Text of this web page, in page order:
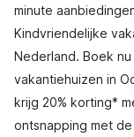
minute
Kindvriendelijke
Nederland. Boek
vakantiehuizen in
krijg 20% korting*
ontsnapping met